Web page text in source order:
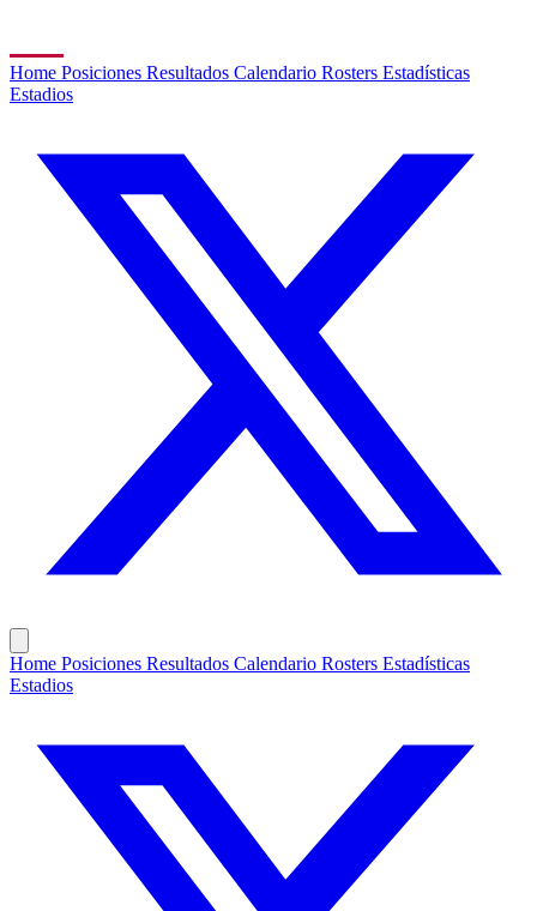
Home Posiciones Resultados Calendario Rosters Estadísticas
Estadios
Home Posiciones Resultados Calendario Rosters Estadísticas
Estadios